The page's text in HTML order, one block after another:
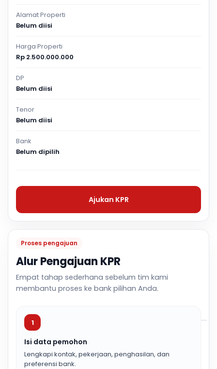
Proses pengajuan
Alur Pengajuan KPR
Empat tahap sederhana sebelum tim kami
membantu proses ke bank pilihan Anda.
1
Isi data pemohon
Lengkapi kontak, pekerjaan, penghasilan, dan
preferensi bank.
Alamat Properti
Belum diisi
Harga Properti
Rp 2.500.000.000
DP
Belum diisi
Tenor
Belum diisi
Bank
Belum dipilih
Ajukan KPR